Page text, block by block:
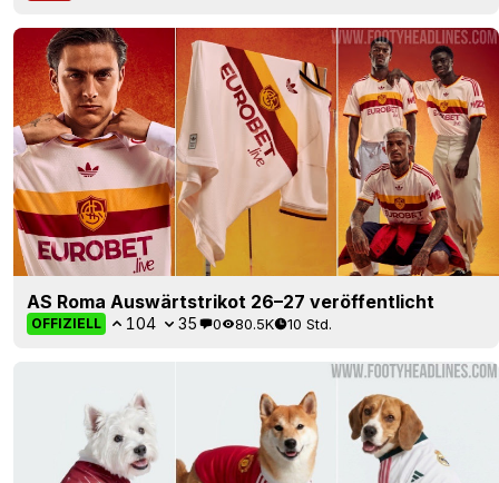
AS Roma Auswärtstrikot 26–27 veröffentlicht
OFFIZIELL 104 35 0 80.5K 10 Std.